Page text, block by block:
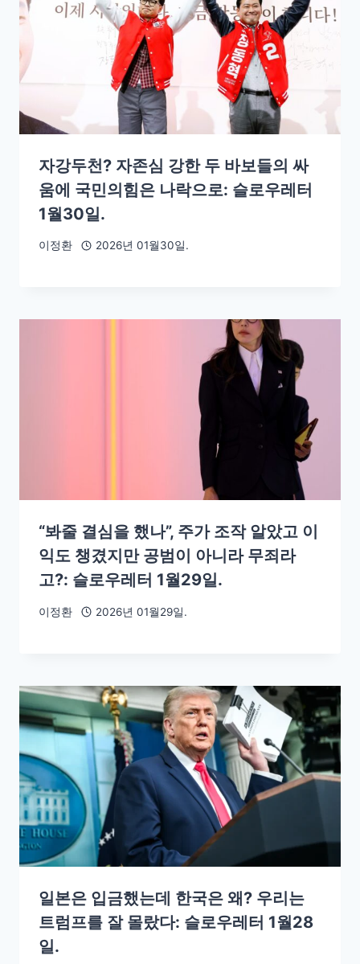
자강두천? 자존심 강한 두 바보들의 싸
움에 국민의힘은 나락으로: 슬로우레터
1월30일.
이정환 2026년 01월30일.
“봐줄 결심을 했나”, 주가 조작 알았고 이
익도 챙겼지만 공범이 아니라 무죄라
고?: 슬로우레터 1월29일.
이정환 2026년 01월29일.
일본은 입금했는데 한국은 왜? 우리는
트럼프를 잘 몰랐다: 슬로우레터 1월28
일.